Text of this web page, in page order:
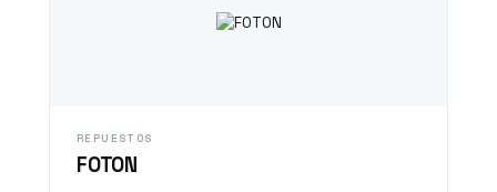
REPUESTOS
FOTON